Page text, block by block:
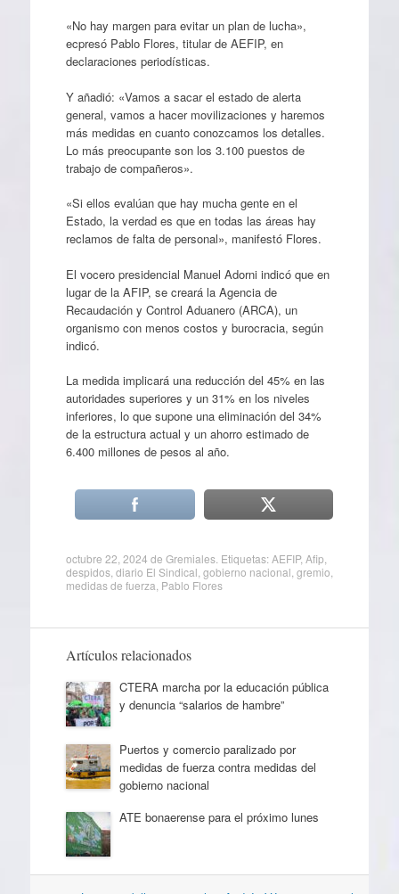
«No hay margen para evitar un plan de lucha»,
ecpresó Pablo Flores, titular de AEFIP, en
declaraciones periodísticas.
Y añadió: «Vamos a sacar el estado de alerta
general, vamos a hacer movilizaciones y haremos
más medidas en cuanto conozcamos los detalles.
Lo más preocupante son los 3.100 puestos de
trabajo de compañeros».
«Si ellos evalúan que hay mucha gente en el
Estado, la verdad es que en todas las áreas hay
reclamos de falta de personal», manifestó Flores.
El vocero presidencial Manuel Adorni indicó que en
lugar de la AFIP, se creará la Agencia de
Recaudación y Control Aduanero (ARCA), un
organismo con menos costos y burocracia, según
indicó.
La medida implicará una reducción del 45% en las
autoridades superiores y un 31% en los niveles
inferiores, lo que supone una eliminación del 34%
de la estructura actual y un ahorro estimado de
6.400 millones de pesos al año.
octubre 22, 2024 de Gremiales. Etiquetas:AEFIP, Afip
despidos, diario El Sindical gobierno nacional gremio
medidas de fuerza Pablo Flores
Artículos relacionados
CTERA marcha por la educación pública
y denuncia “salarios de hambre”
Puertos y comercio paralizado por
medidas de fuerza contra medidas del
gobierno nacional
ATE bonaerense para el próximo lunes